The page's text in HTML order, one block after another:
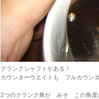
クランクシャフトがある！
カウンターウエイトも フルカウン
2つのクランク角が みそ この角度